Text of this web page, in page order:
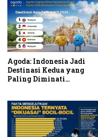
Agoda: Indonesia Jadi
Destinasi Kedua yang
Paling Diminati
di Asia